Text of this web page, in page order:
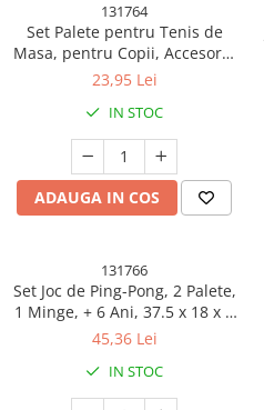
131764
Set Palete pentru Tenis de
Masa, pentru Copii, Accesoriu
de Agatat Inclus, 2 Mingi,
23,95 Lei
IN STOC
ADAUGA IN COS
131766
Set Joc de Ping-Pong, 2 Palete,
1 Minge, + 6 Ani, 37.5 x 18 x 3
cm, Galben/Verde
45,36 Lei
IN STOC